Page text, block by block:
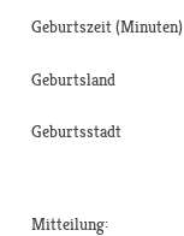
Geburtszeit (Minuten)
Geburtsland
Geburtsstadt
Mitteilung: